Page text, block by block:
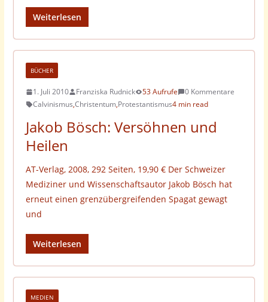
Weiterlesen
BÜCHER
1. Juli 2010 Franziska Rudnick 53 Aufrufe
0 Kommentare
Calvinismus,Christentum,Protestantismus4 min read
Jakob Bösch: Versöhnen und
Heilen
AT-Verlag, 2008, 292 Seiten, 19,90 € Der Schweizer
Mediziner und Wissenschafts­autor Jakob Bösch hat
erneut einen grenzübergreifenden Spagat gewagt
und
Weiterlesen
MEDIEN